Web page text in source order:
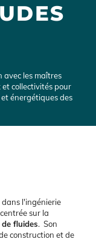
avec les maîtres
collectivités pour
énergétiques des
l'ingénierie
sur la
fluides. Son
construction et de